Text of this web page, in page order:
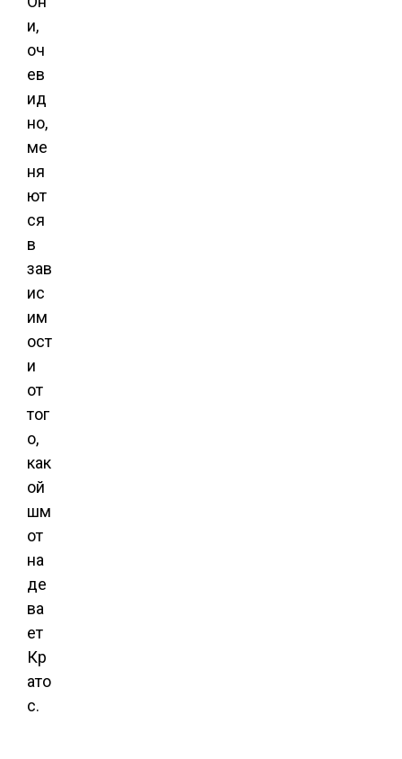
и,
оч
ев
ид
но,
ме
ня
ют
ся
в
зав
ис
им
ост
и
от
тог
о,
как
ой
шм
от
на
де
ва
ет
Кр
ато
с.